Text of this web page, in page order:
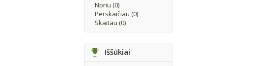
Noriu (0)
Perskaičiau (0)
Skaitau (0)
Iššūkiai